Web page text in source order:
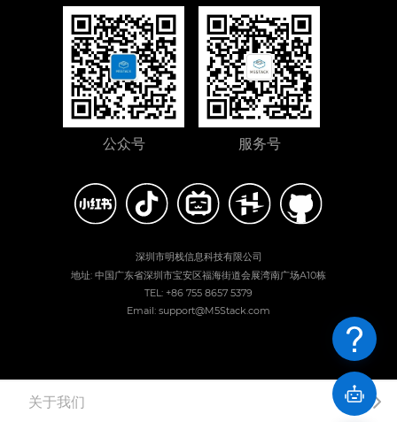
公众号 服务号
深圳市明栈信息科技有限公司
地址: 中国广东省深圳市宝安区福海街道会展湾南广场A10栋
TEL: +86 755 8657 5379
Email: support@M5Stack.com
关于我们